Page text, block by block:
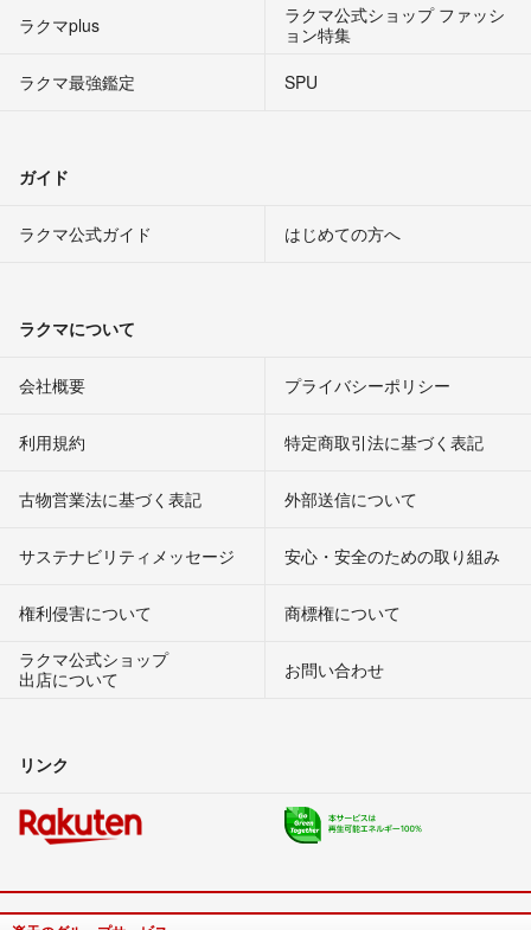
ラクマplus
ラクマ公式ショップ ファッシ
ョン特集
ラクマ最強鑑定
SPU
ガイド
ラクマ公式ガイド はじめての方へ
ラクマについて
会社概要 プライバシーポリシー
利用規約 特定商取引法に基づく表記
古物営業法に基づく表記 外部送信について
サステナビリティメッセージ 安心・安全のための取り組み
権利侵害について
商標権について
ラクマ公式ショップ
出店について
お問い合わせ
リンク